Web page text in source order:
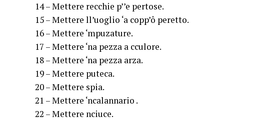
14 – Mettere recchie p’’e pertose.
15 – Mettere ll’uoglio ‘a copp’ô peretto.
16 – Mettere ‘mpuzature.
17 – Mettere ‘na pezza a cculore.
18 – Mettere ‘na pezza arza.
19 – Mettere puteca.
20 – Mettere spia.
21 – Mettere ‘ncalannario .
22 – Mettere nciuce.